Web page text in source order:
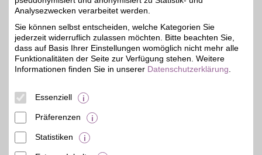
Adresse
Reuchlinweg 4
75378 Bad Liebenzell
Analysezwecken verarbeitet werden.
Sie können selbst entscheiden, welche Kategorien Sie
jederzeit widerruflich zulassen möchten. Bitte beachten Sie,
dass auf Basis Ihrer Einstellungen womöglich nicht mehr alle
Funktionalitäten der Seite zur Verfügung stehen. Weitere
Informationen finden Sie in unserer Datenschutzerklärung
Essenziell
Präferenzen
Statistiken